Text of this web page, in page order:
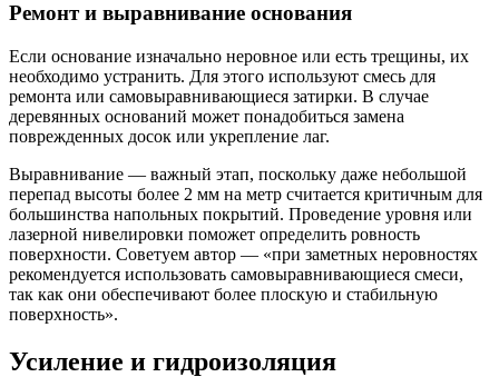
Ремонт и выравнивание основания
Если основание изначально неровное или есть трещины, их
необходимо устранить. Для этого используют смесь для
ремонта или самовыравнивающиеся затирки. В случае
деревянных оснований может понадобиться замена
поврежденных досок или укрепление лаг.
Выравнивание — важный этап, поскольку даже небольшой
перепад высоты более 2 мм на метр считается критичным для
большинства напольных покрытий. Проведение уровня или
лазерной нивелировки поможет определить ровность
поверхности. Советуем автор — «при заметных неровностях
рекомендуется использовать самовыравнивающиеся смеси,
так как они обеспечивают более плоскую и стабильную
поверхность».
Усиление и гидроизоляция